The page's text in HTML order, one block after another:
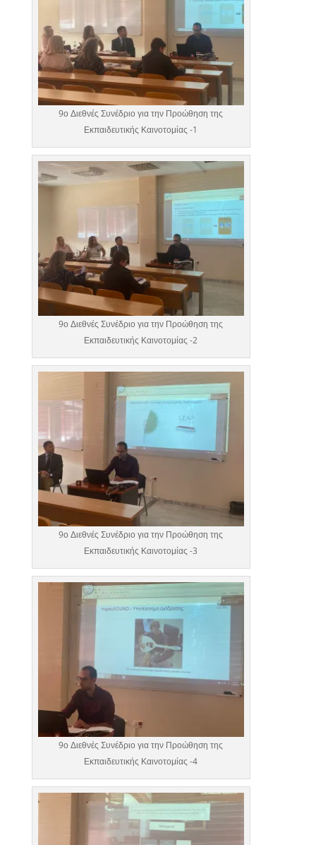
9ο Διεθνές Συνέδριο για την Προώθηση της
Εκπαιδευτικής Καινοτομίας -1
9ο Διεθνές Συνέδριο για την Προώθηση της
Εκπαιδευτικής Καινοτομίας -2
9ο Διεθνές Συνέδριο για την Προώθηση της
Εκπαιδευτικής Καινοτομίας -3
9ο Διεθνές Συνέδριο για την Προώθηση της
Εκπαιδευτικής Καινοτομίας -4